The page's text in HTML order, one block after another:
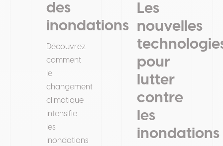
des
inondations
Découvrez
comment
le
changement
climatique
intensifie
les
inondations
Les
nouvelles
pour
lutter
contre
les
inondations